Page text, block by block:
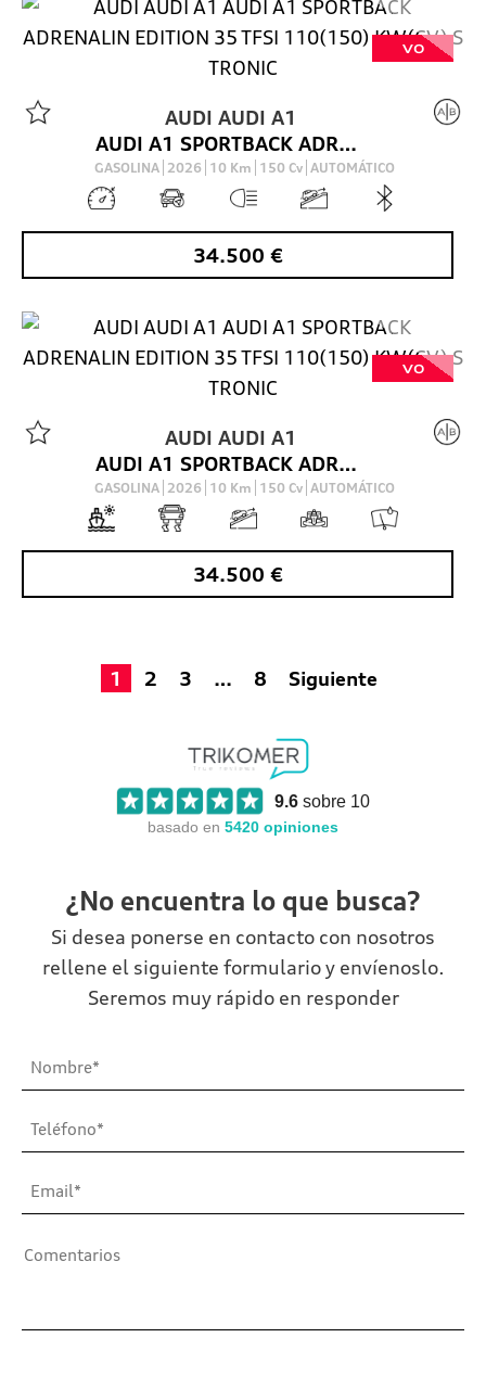
VO
AUDIAUDI A1
AUDI A1 SPORTBACK ADRENALIN EDITION 35 TFSI 110(150) KW(CV) S TRONIC
GASOLINA 2026 10 Km 150 Cv AUTOMÁTICO
34.500 €
VO
AUDIAUDI A1
AUDI A1 SPORTBACK ADRENALIN EDITION 35 TFSI 110(150) KW(CV) S TRONIC
GASOLINA 2026 10 Km 150 Cv AUTOMÁTICO
34.500 €
1 2 3 … 8 Siguiente
9.6sobre 10
basado en 5420 opiniones
¿No encuentra lo que busca?
Si desea ponerse en contacto con nosotros
rellene el siguiente formulario y envíenoslo.
Seremos muy rápido en responder